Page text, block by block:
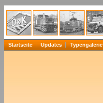
Startseite Updates Typengalerie